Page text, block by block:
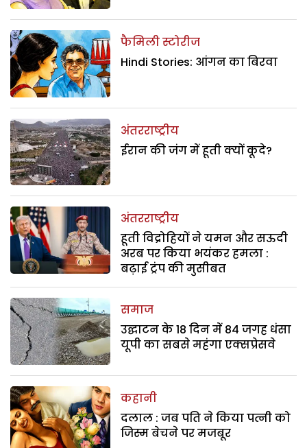
फैमिली स्टोरीज
Hindi Stories: आंगन का बिरवा
अंतरराष्ट्रीय
ईरान की जंग में हूती क्यों कूदे?
अंतरराष्ट्रीय
हूती विद्रोहियों ने यमन और सऊदी
अरब पर किया भयंकर हमला :
बढ़ाई ट्रंप की मुसीबत
समाज
उद्घाटन के 18 दिन में 84 जगह धंसा
यूपी का सबसे महंगा एक्सप्रेसवे
कहानी
दलाल : जब पति ने किया पत्नी को
जिस्म बेचने पर मजबूर